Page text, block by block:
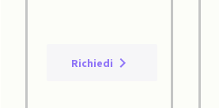
Richiedi